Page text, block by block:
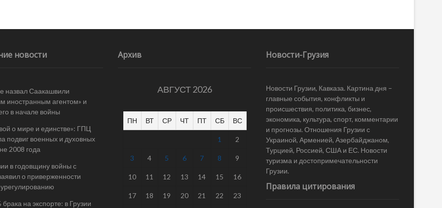
новости
назвал Саакашвили
иностранным агентом» и
в начале войны
о мире и единстве»: ГПЦ
подвиг военных и духовных
2008 года
в годовщину войны с
о приверженности
на экспорте: в Грузии
Архив
АВГУСТ 2026
ПН ВТ СР ЧТ ПТ СБ ВС
1 2
3 4 5 6 7 8 9
10 11 12 13 14 15 16
17 18 19 20 21 22 23
Новости-Грузия
Новости Грузии, Кавказа. Картина дня –
главные события, конфликты и
происшествия, политика, бизнес,
экономика, культура, спорт, комментарии
и прогнозы. Отношения Грузии с
Украиной, Арменией, Азербайджаном,
Турцией, Россией, США и ЕС. Новости
туризма и достопримечательности
Грузии.
Правила цитирования